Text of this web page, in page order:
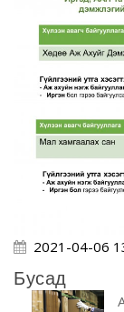
2021-04-06
Бусад